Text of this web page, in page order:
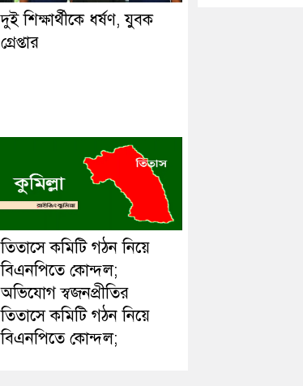
দুই শিক্ষার্থীকে ধর্ষণ, যুবক
গ্রেপ্তার
তিতাসে কমিটি গঠন নিয়ে
বিএনপিতে কোন্দল;
অভিযোগ স্বজনপ্রীতির
তিতাসে কমিটি গঠন নিয়ে
বিএনপিতে কোন্দল;